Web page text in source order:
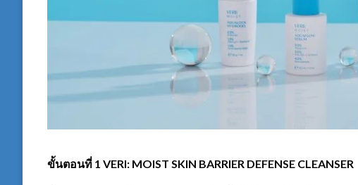
ขั้นตอนที่ 1 VERI: MOIST SKIN BARRIER DEFENSE CLEANSER